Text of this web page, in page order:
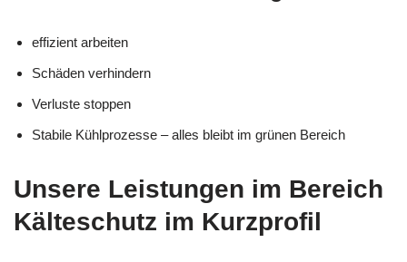
effizient arbeiten
Schäden verhindern
Verluste stoppen
Stabile Kühlprozesse – alles bleibt im grünen Bereich
Unsere Leistungen im Bereich
Kälteschutz im Kurzprofil